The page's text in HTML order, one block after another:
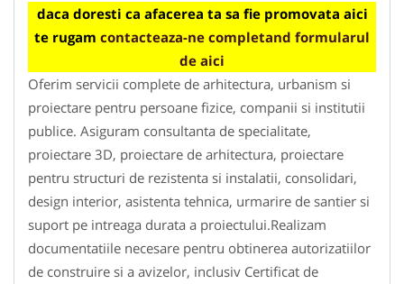
daca doresti ca afacerea ta sa fie promovata aici
te rugam contacteaza-ne completand formularul
de aici
Oferim servicii complete de arhitectura, urbanism si
proiectare pentru persoane fizice, companii si institutii
publice. Asiguram consultanta de specialitate,
proiectare 3D, proiectare de arhitectura, proiectare
pentru structuri de rezistenta si instalatii, consolidari,
design interior, asistenta tehnica, urmarire de santier si
suport pe intreaga durata a proiectului.Realizam
documentatiile necesare pentru obtinerea autorizatiilor
de construire si a avizelor, inclusiv Certificat de